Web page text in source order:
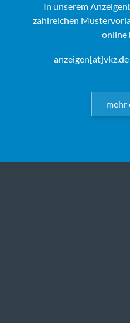
In unserem
zahlreichen
online
anzeigen[at]vkz.de
mehr